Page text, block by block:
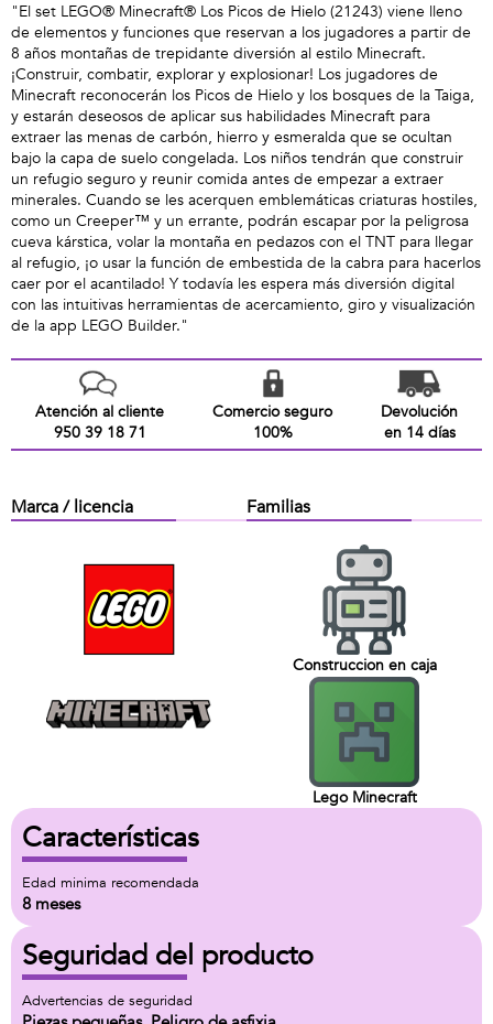
"El set LEGO® Minecraft® Los Picos de Hielo (21243) viene lleno
de elementos y funciones que reservan a los jugadores a partir de
8 años montañas de trepidante diversión al estilo Minecraft.
¡Construir, combatir, explorar y explosionar! Los jugadores de
Minecraft reconocerán los Picos de Hielo y los bosques de la Taiga,
y estarán deseosos de aplicar sus habilidades Minecraft para
extraer las menas de carbón, hierro y esmeralda que se ocultan
bajo la capa de suelo congelada. Los niños tendrán que construir
un refugio seguro y reunir comida antes de empezar a extraer
minerales. Cuando se les acerquen emblemáticas criaturas hostiles,
como un Creeper™ y un errante, podrán escapar por la peligrosa
cueva kárstica, volar la montaña en pedazos con el TNT para llegar
al refugio, ¡o usar la función de embestida de la cabra para hacerlos
caer por el acantilado! Y todavía les espera más diversión digital
con las intuitivas herramientas de acercamiento, giro y visualización
de la app LEGO Builder."
Atención al cliente
950 39 18 71
Comercio seguro
100%
Devolución
en 14 días
Marca / licencia Familias
Construccion en caja
Lego Minecraft
Características
Edad minima recomendada
8 meses
Seguridad del producto
Advertencias de seguridad